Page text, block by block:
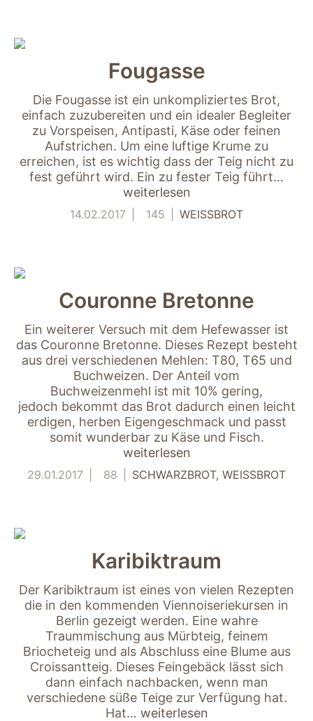
Fougasse
Die Fougasse ist ein unkompliziertes Brot,
einfach zuzubereiten und ein idealer Begleiter
zu Vorspeisen, Antipasti, Käse oder feinen
Aufstrichen. Um eine luftige Krume zu
erreichen, ist es wichtig dass der Teig nicht zu
fest geführt wird. Ein zu fester Teig führt…
weiterlesen
14.02.2017 145 WEISSBROT
Couronne Bretonne
Ein weiterer Versuch mit dem Hefewasser ist
das Couronne Bretonne. Dieses Rezept besteht
aus drei verschiedenen Mehlen: T80, T65 und
Buchweizen. Der Anteil vom
Buchweizenmehl ist mit 10% gering,
jedoch bekommt das Brot dadurch einen leicht
erdigen, herben Eigengeschmack und passt
somit wunderbar zu Käse und Fisch.
weiterlesen
29.01.2017 88 SCHWARZBROT WEISSBROT
Karibiktraum
Der Karibiktraum ist eines von vielen Rezepten
die in den kommenden Viennoiseriekursen in
Berlin gezeigt werden. Eine wahre
Traummischung aus Mürbteig, feinem
Briocheteig und als Abschluss eine Blume aus
Croissantteig. Dieses Feingebäck lässt sich
dann einfach nachbacken, wenn man
verschiedene süße Teige zur Verfügung hat.
Hat… weiterlesen